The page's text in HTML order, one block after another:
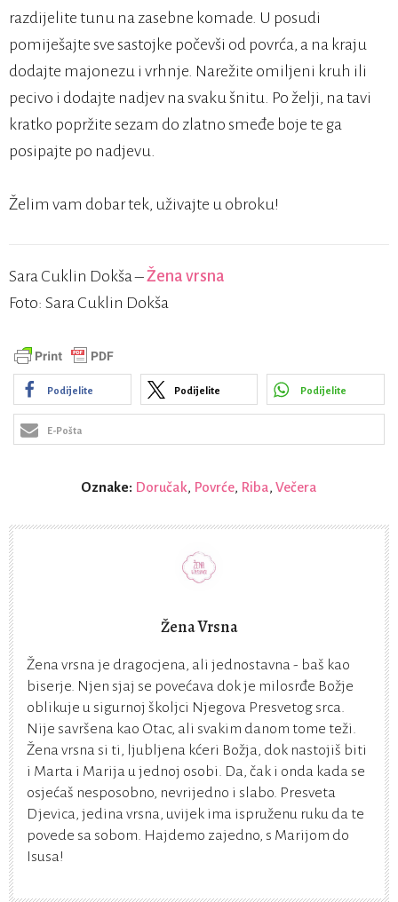
razdijelite tunu na zasebne komade. U posudi
pomiješajte sve sastojke počevši od povrća, a na kraju
dodajte majonezu i vrhnje. Narežite omiljeni kruh ili
pecivo i dodajte nadjev na svaku šnitu. Po želji, na tavi
kratko popržite sezam do zlatno smeđe boje te ga
posipajte po nadjevu.
Želim vam dobar tek, uživajte u obroku!
Sara Cuklin Dokša –Žena vrsna
Foto: Sara Cuklin Dokša
Podijelite Podijelite Podijelite
E-Pošta
Oznake: Doručak, Povrće, Riba, Večera
Žena Vrsna
Žena vrsna je dragocjena, ali jednostavna - baš kao
biserje. Njen sjaj se povećava dok je milosrđe Božje
oblikuje u sigurnoj školjci Njegova Presvetog srca.
Nije savršena kao Otac, ali svakim danom tome teži.
Žena vrsna si ti, ljubljena kćeri Božja, dok nastojiš biti
i Marta i Marija u jednoj osobi. Da, čak i onda kada se
osjećaš nesposobno, nevrijedno i slabo. Presveta
Djevica, jedina vrsna, uvijek ima ispruženu ruku da te
povede sa sobom. Hajdemo zajedno, s Marijom do
Isusa!